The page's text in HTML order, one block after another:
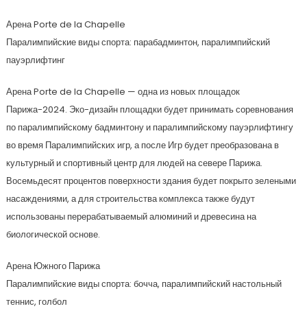
Арена Porte de la Chapelle
Паралимпийские виды спорта: парабадминтон, паралимпийский
пауэрлифтинг
Арена Porte de la Chapelle — одна из новых площадок
Парижа-2024. Эко-дизайн площадки будет принимать соревнования
по паралимпийскому бадминтону и паралимпийскому пауэрлифтингу
во время Паралимпийских игр, а после Игр будет преобразована в
культурный и спортивный центр для людей на севере Парижа.
Восемьдесят процентов поверхности здания будет покрыто зелеными
насаждениями, а для строительства комплекса также будут
использованы перерабатываемый алюминий и древесина на
биологической основе.
Арена Южного Парижа
Паралимпийские виды спорта: бочча, паралимпийский настольный
теннис, голбол